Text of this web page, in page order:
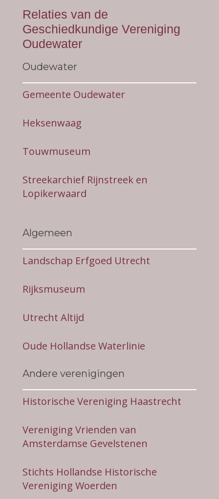
Relaties van de
Geschiedkundige Vereniging
Oudewater
Oudewater
Gemeente Oudewater
Heksenwaag
Touwmuseum
Streekarchief Rijnstreek en
Lopikerwaard
Algemeen
Landschap Erfgoed Utrecht
Rijksmuseum
Utrecht Altijd
Oude Hollandse Waterlinie
Andere verenigingen
Historische Vereniging Haastrecht
Vereniging Vrienden van
Amsterdamse Gevelstenen
Stichts Hollandse Historische
Vereniging Woerden